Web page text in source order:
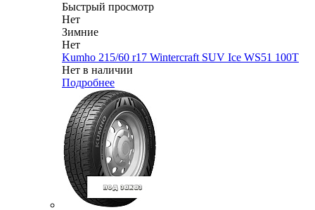
Быстрый просмотр
Нет
Зимние
Нет
Kumho 215/60 r17 Wintercraft SUV Ice WS51 100T
Нет в наличии
Подробнее